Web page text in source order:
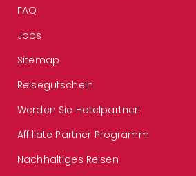
FAQ
Jobs
Sitemap
Reisegutschein
Werden Sie Hotelpartner!
Affiliate Partner Programm
Nachhaltiges Reisen